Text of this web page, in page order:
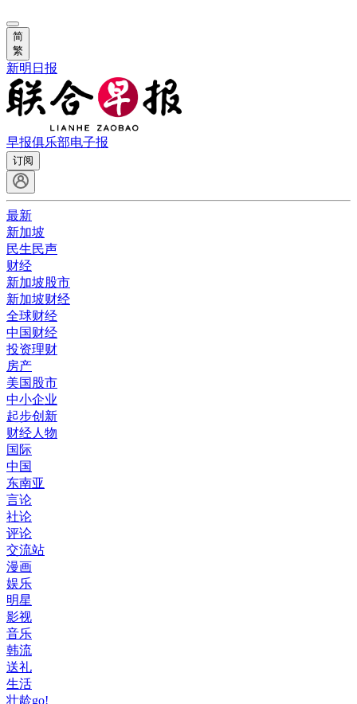
简
繁
新明日报
早报俱乐部电子报
订阅
最新
新加坡
民生民声
财经
新加坡股市
新加坡财经
全球财经
中国财经
投资理财
房产
美国股市
中小企业
起步创新
财经人物
国际
中国
东南亚
言论
社论
评论
交流站
漫画
娱乐
明星
影视
音乐
韩流
送礼
生活
壮龄go!